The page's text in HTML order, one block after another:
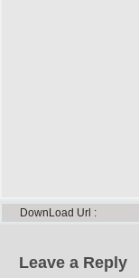
DownLoad Url
Leave a Reply